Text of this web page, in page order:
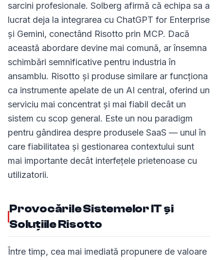
sarcini profesionale. Solberg afirmă că echipa sa a
lucrat deja la integrarea cu ChatGPT for Enterprise
și Gemini, conectând Risotto prin MCP. Dacă
această abordare devine mai comună, ar însemna
schimbări semnificative pentru industria în
ansamblu. Risotto și produse similare ar funcționa
ca instrumente apelate de un AI central, oferind un
serviciu mai concentrat și mai fiabil decât un
sistem cu scop general. Este un nou paradigm
pentru gândirea despre produsele SaaS — unul în
care fiabilitatea și gestionarea contextului sunt
mai importante decât interfețele prietenoase cu
utilizatorii.
Provocările Sistemelor IT și
Soluțiile Risotto
Între timp, cea mai imediată propunere de valoare